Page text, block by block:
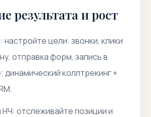
результата и рост
настройте цели: звонки, клики
отправка форм, запись в
динамический коллтрекинг +
отслеживайте позиции и